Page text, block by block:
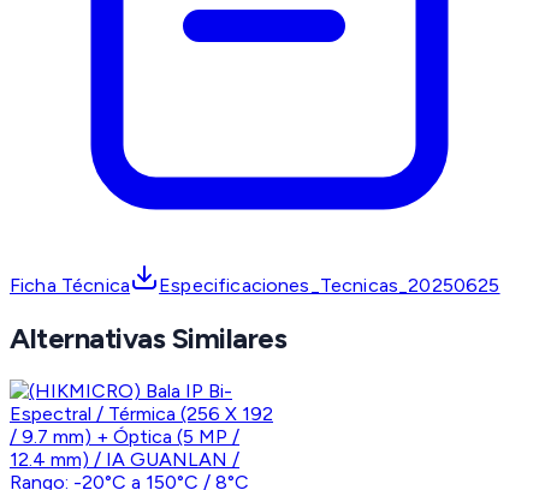
Ficha Técnica Especificaciones_Tecnicas_20250625
Alternativas Similares